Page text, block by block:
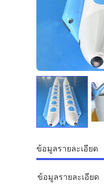
ข้อมูลรายละเอียด
ข้อมูลรายละเอียด